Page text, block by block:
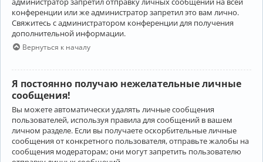
конференции или же администратор запретил это вам лично.
Свяжитесь с администратором конференции для получения
дополнительной информации.
Вернуться к началу
Я постоянно получаю нежелательные личные
сообщения!
Вы можете автоматически удалять личные сообщения
пользователей, используя правила для сообщений в вашем
личном разделе. Если вы получаете оскорбительные личные
сообщения от конкретного пользователя, отправьте жалобы на
сообщения модераторам; они могут запретить пользователю